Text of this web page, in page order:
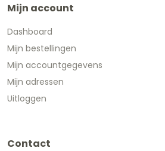
Mijn account
Dashboard
Mijn bestellingen
Mijn accountgegevens
Mijn adressen
Uitloggen
Contact